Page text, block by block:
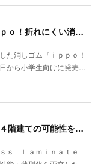
【流 通】トンボ鉛筆 学童文具「ｉｐｐｏ！折れにくい消しゴム」発売
た消しゴム『ｉｐｐｏ！
から小学生向けに発売…
【流 通】三井ホームと銘建工業 木造４階建ての可能性を広げる遮音床構造を開発
ｓ Ｌａｍｉｎａｔｅ